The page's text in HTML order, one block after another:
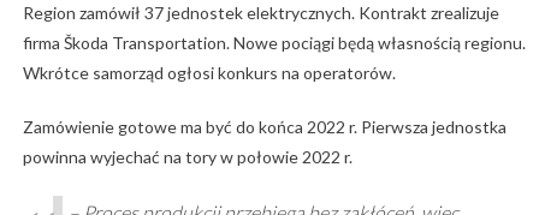
Region zamówił 37 jednostek elektrycznych. Kontrakt zrealizuje
firma Škoda Transportation. Nowe pociągi będą własnością regionu.
Wkrótce samorząd ogłosi konkurs na operatorów.
Zamówienie gotowe ma być do końca 2022 r. Pierwsza jednostka
powinna wyjechać na tory w połowie 2022 r.